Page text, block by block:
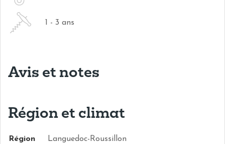
1 - 3 ans
Avis et notes
Région et climat
Région Languedoc-Roussillon